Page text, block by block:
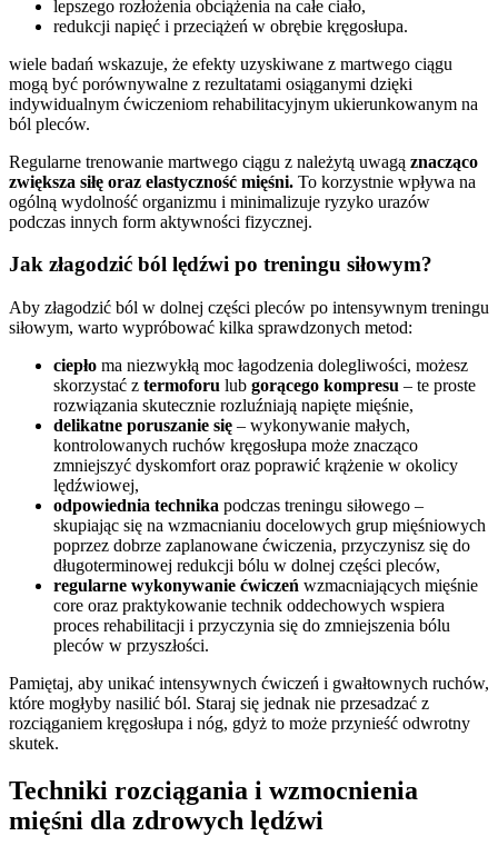
lepszego rozłożenia obciążenia na całe ciało,
redukcji napięć i przeciążeń w obrębie kręgosłupa.
wiele badań wskazuje, że efekty uzyskiwane z martwego ciągu
mogą być porównywalne z rezultatami osiąganymi dzięki
indywidualnym ćwiczeniom rehabilitacyjnym ukierunkowanym na
ból pleców.
Regularne trenowanie martwego ciągu z należytą uwagą znacząco
zwiększa siłę oraz elastyczność mięśni. To korzystnie wpływa na
ogólną wydolność organizmu i minimalizuje ryzyko urazów
podczas innych form aktywności fizycznej.
Jak złagodzić ból lędźwi po treningu siłowym?
Aby złagodzić ból w dolnej części pleców po intensywnym treningu
siłowym, warto wypróbować kilka sprawdzonych metod:
ciepło ma niezwykłą moc łagodzenia dolegliwości, możesz
skorzystać z termoforu lub gorącego kompresu – te proste
rozwiązania skutecznie rozluźniają napięte mięśnie,
delikatne poruszanie się – wykonywanie małych,
kontrolowanych ruchów kręgosłupa może znacząco
zmniejszyć dyskomfort oraz poprawić krążenie w okolicy
lędźwiowej,
odpowiednia technika podczas treningu siłowego –
skupiając się na wzmacnianiu docelowych grup mięśniowych
poprzez dobrze zaplanowane ćwiczenia, przyczynisz się do
długoterminowej redukcji bólu w dolnej części pleców,
regularne wykonywanie ćwiczeń wzmacniających mięśnie
core oraz praktykowanie technik oddechowych wspiera
proces rehabilitacji i przyczynia się do zmniejszenia bólu
pleców w przyszłości.
Pamiętaj, aby unikać intensywnych ćwiczeń i gwałtownych ruchów,
które mogłyby nasilić ból. Staraj się jednak nie przesadzać z
rozciąganiem kręgosłupa i nóg, gdyż to może przynieść odwrotny
skutek.
Techniki rozciągania i wzmocnienia
mięśni dla zdrowych lędźwi